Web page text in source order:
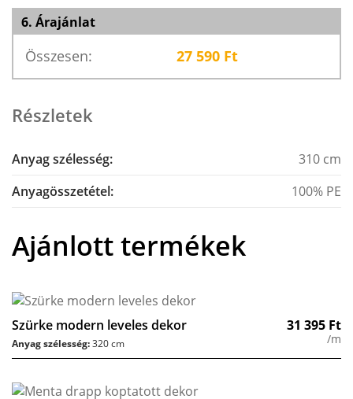
6. Árajánlat
Összesen: 27 590 Ft
Részletek
Anyag szélesség:
310 cm
Anyagösszetétel:
100% PE
Ajánlott termékek
Szürke modern leveles dekor 31 395 Ft
/m
Anyag szélesség:320 cm